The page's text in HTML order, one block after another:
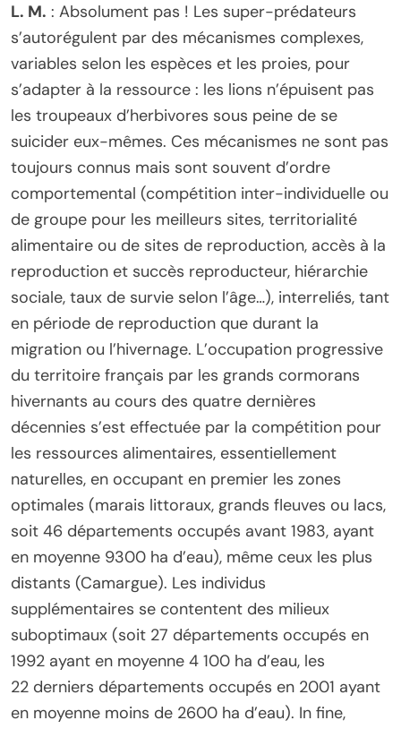
L. M. : Absolument pas ! Les super-prédateurs
s’autorégulent par des mécanismes complexes,
variables selon les espèces et les proies, pour
s’adapter à la ressource : les lions n’épuisent pas
les troupeaux d’herbivores sous peine de se
suicider eux-mêmes. Ces mécanismes ne sont pas
toujours connus mais sont souvent d’ordre
comportemental (compétition inter-individuelle ou
de groupe pour les meilleurs sites, territorialité
alimentaire ou de sites de reproduction, accès à la
reproduction et succès reproducteur, hiérarchie
sociale, taux de survie selon l’âge…), interreliés, tant
en période de reproduction que durant la
migration ou l’hivernage. L’occupation progressive
du territoire français par les grands cormorans
hivernants au cours des quatre dernières
décennies s’est effectuée par la compétition pour
les ressources alimentaires, essentiellement
naturelles, en occupant en premier les zones
optimales (marais littoraux, grands fleuves ou lacs,
soit 46 départements occupés avant 1983, ayant
en moyenne 9300 ha d’eau), même ceux les plus
distants (Camargue). Les individus
supplémentaires se contentent des milieux
suboptimaux (soit 27 départements occupés en
1992 ayant en moyenne 4 100 ha d’eau, les
22 derniers départements occupés en 2001 ayant
en moyenne moins de 2600 ha d’eau). In fine,